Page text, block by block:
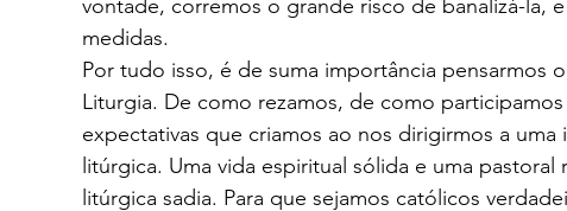
vontade, corremos o grande risco de banalizá-la,
medidas.
Por tudo isso, é de suma importância pensarmos
Liturgia. De como rezamos, de como
expectativas que criamos ao nos dirigirmos a
litúrgica. Uma vida espiritual sólida e uma
litúrgica sadia. Para que sejamos católicos